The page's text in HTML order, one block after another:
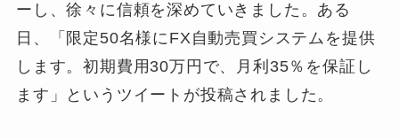
ーし、徐々に信頼を深めていきました。ある
日、「限定50名様にFX自動売買システムを提供
します。初期費用30万円で、月利35％を保証し
ます」というツイートが投稿されました。